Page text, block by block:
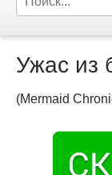
Ужас из
(Mermaid